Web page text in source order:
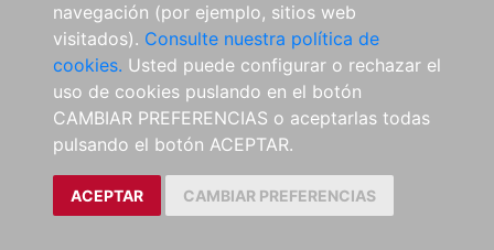
navegación (por ejemplo, sitios web
visitados). Consulte nuestra política de
cookies. Usted puede configurar o rechazar el
uso de cookies puslando en el botón
CAMBIAR PREFERENCIAS o aceptarlas todas
pulsando el botón ACEPTAR.
ACEPTAR CAMBIAR PREFERENCIAS